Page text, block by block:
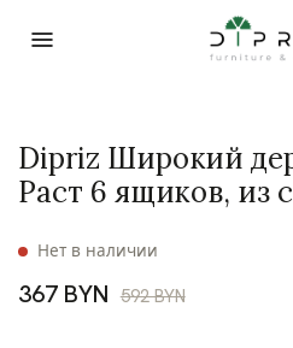
Нет в наличии
Dipriz Широкий
Раст 6 ящиков, из
367 BYN 592 BYN